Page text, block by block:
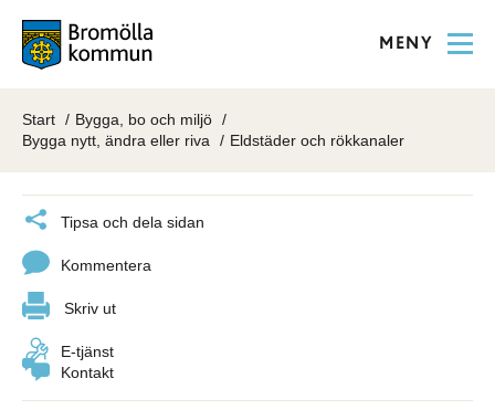
MENY
Start
Bygga, bo och miljö
Bygga nytt, ändra eller riva
Eldstäder och rökkanaler
Tipsa och dela sidan
Kommentera
Skriv ut
E-tjänst
Kontakt